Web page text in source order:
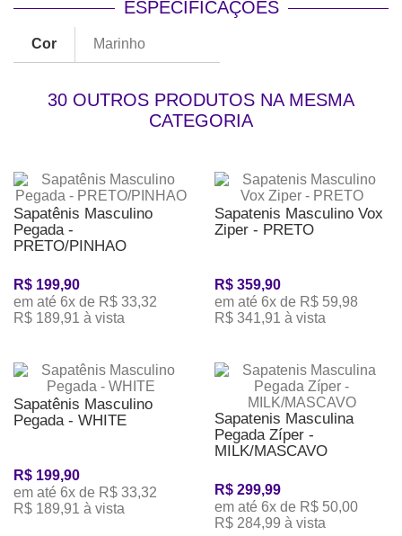
ESPECIFICAÇÕES
Cor Marinho
30 OUTROS PRODUTOS NA MESMA
CATEGORIA
Sapatênis Masculino
Pegada -
PRETO/PINHAO
R$ 199,90
em até 6x de R$ 33,32
R$ 189,91 à vista
Sapatenis Masculino Vox
Ziper - PRETO
R$ 359,90
em até 6x de R$ 59,98
R$ 341,91 à vista
Sapatênis Masculino
Pegada - WHITE
R$ 199,90
em até 6x de R$ 33,32
R$ 189,91 à vista
Sapatenis Masculina
Pegada Zíper -
MILK/MASCAVO
R$ 299,99
em até 6x de R$ 50,00
R$ 284,99 à vista